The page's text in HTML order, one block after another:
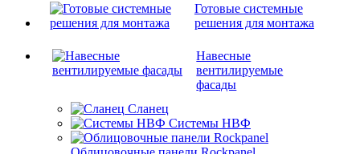
Готовые системные
решения для монтажа
Навесные
вентилируемые
фасады
Сланец
Системы НВФ